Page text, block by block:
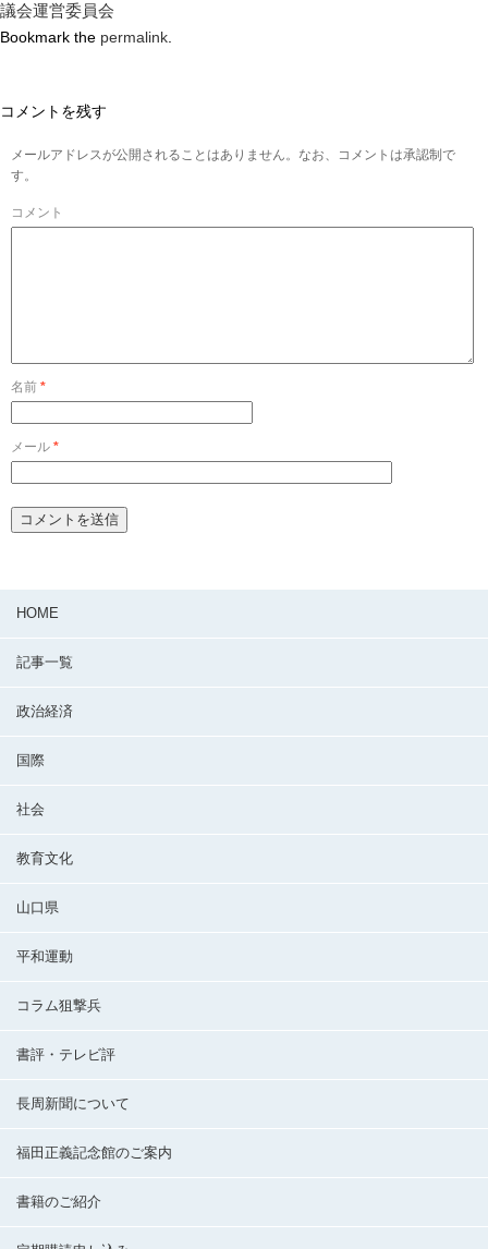
議会運営委員会
Bookmark the permalink
コメントを残す
メールアドレスが公開されることはありません。なお、コメントは承認制で
す。
コメント
名前 *
メール *
HOME
記事一覧
政治経済
国際
社会
教育文化
山口県
平和運動
コラム狙撃兵
書評・テレビ評
長周新聞について
福田正義記念館のご案内
書籍のご紹介